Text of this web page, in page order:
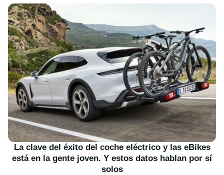
La clave del éxito del coche eléctrico y las eBikes
está en la gente joven. Y estos datos hablan por sí
solos